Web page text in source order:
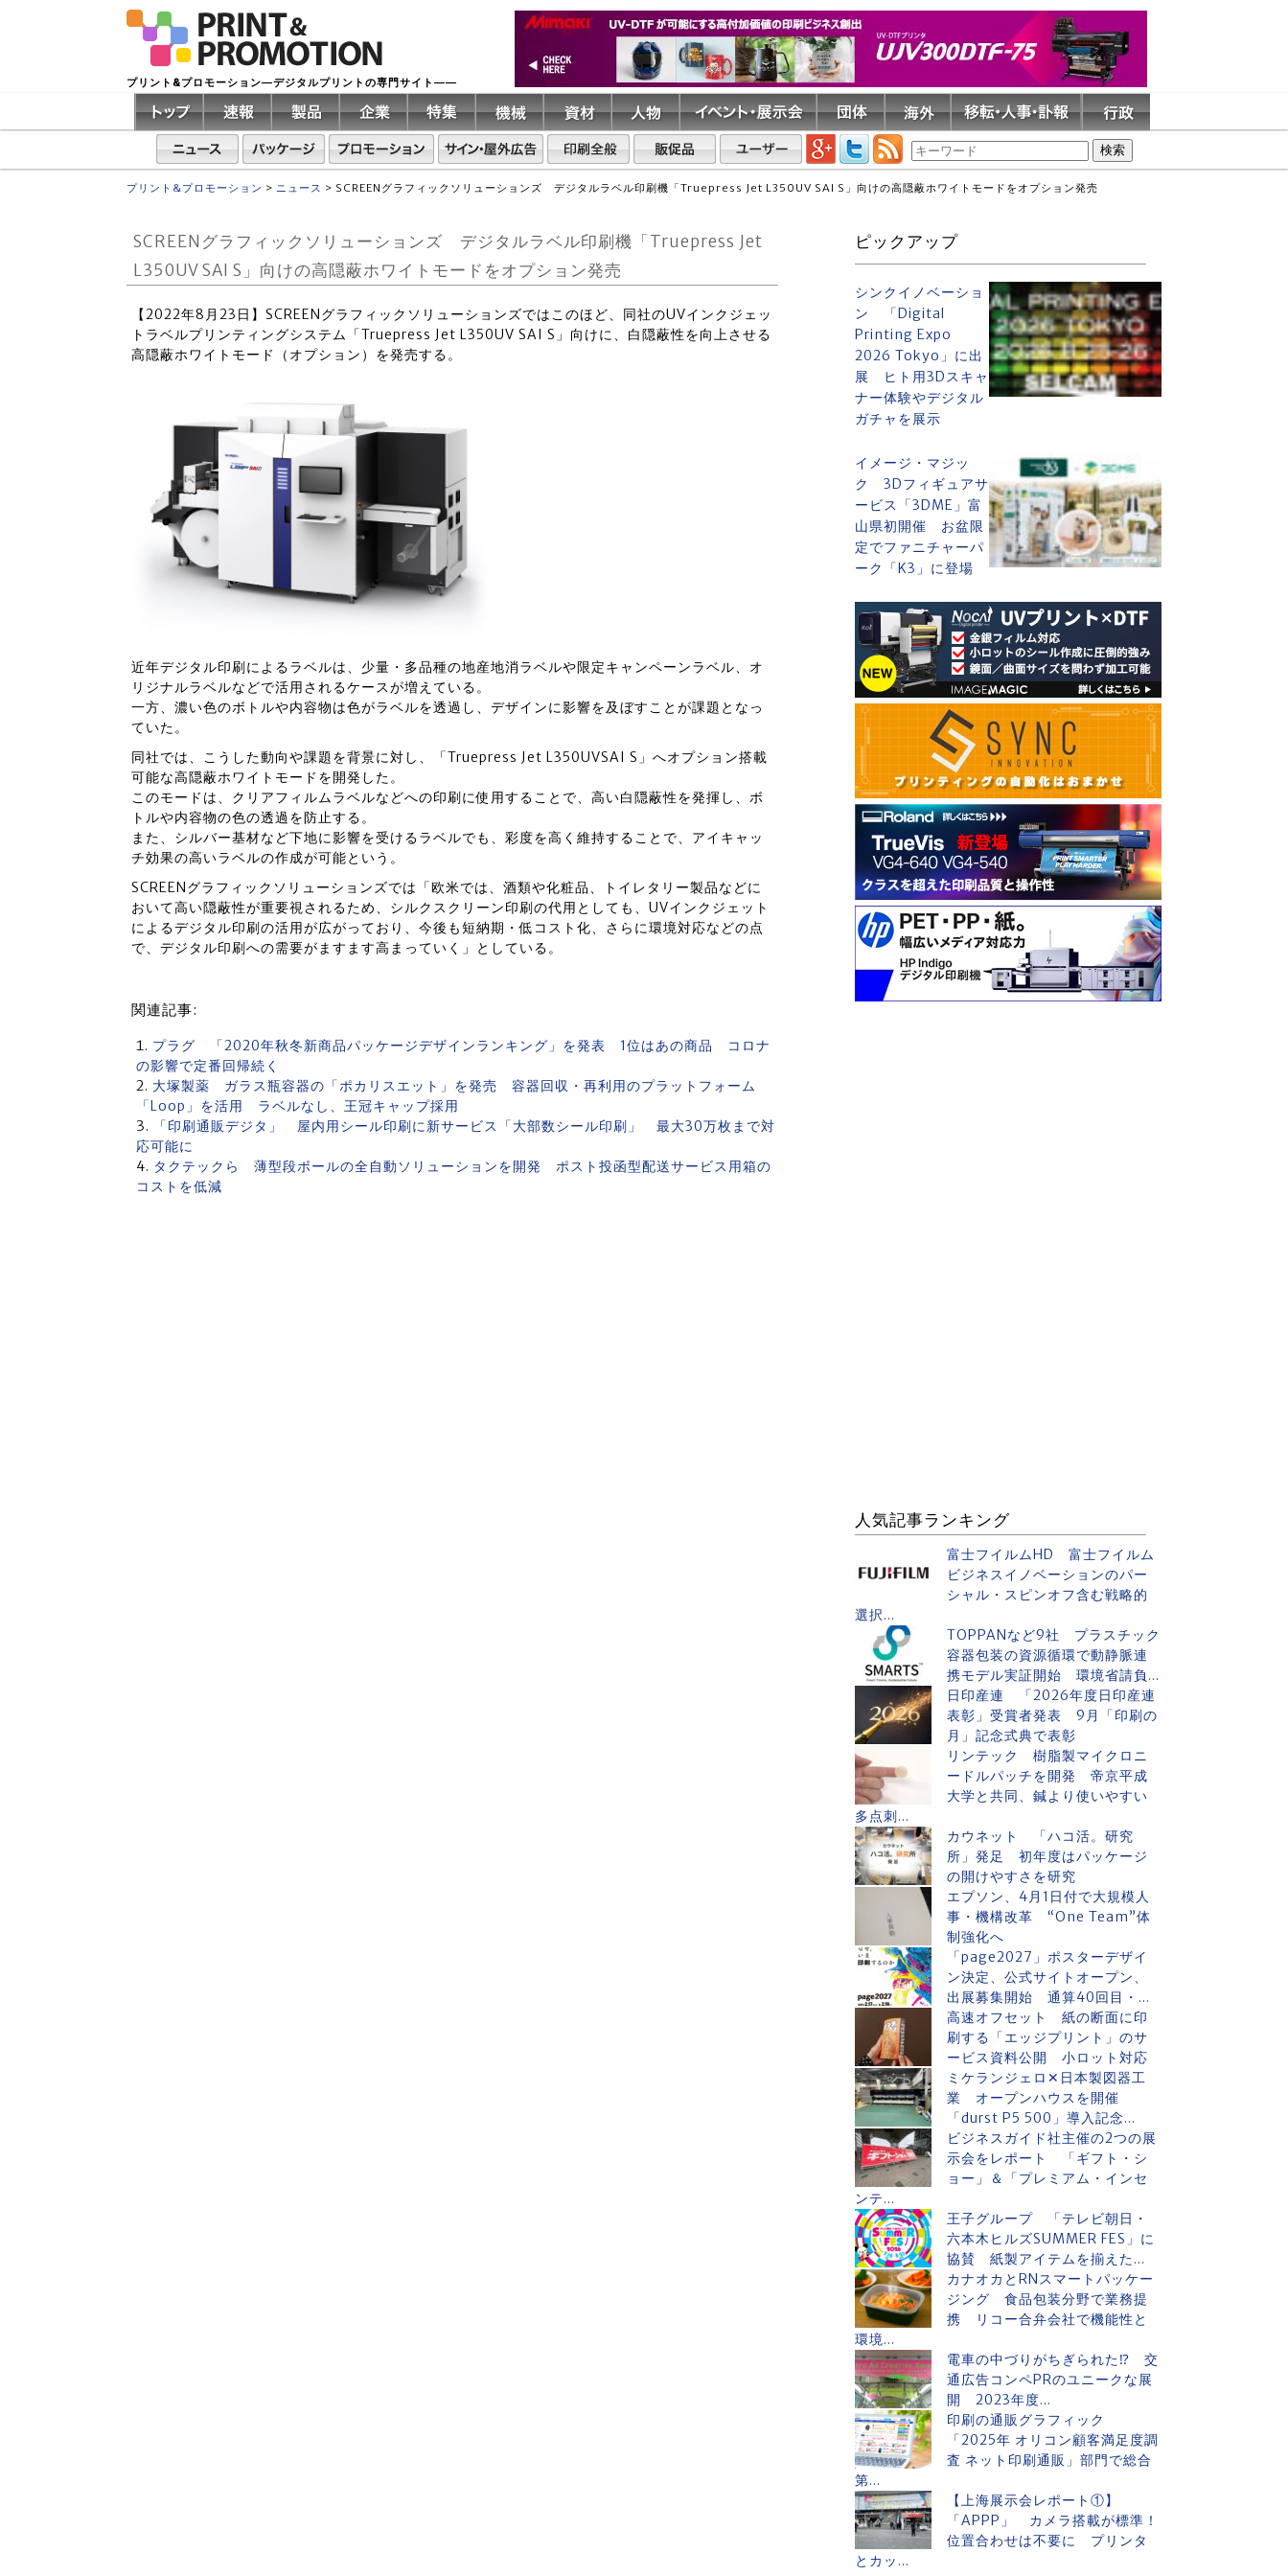
プリント&プロモーション―デジタルプリントの専門サイト――
プリント&プロモーション > ニュース > SCREENグラフィックソリューションズ デジタルラベル印刷機「Truepress Jet L350UV SAI S」向けの高隠蔽ホワイトモードをオプション発売
SCREENグラフィックソリューションズ デジタルラベル印刷機「Truepress Jet
L350UV SAI S」向けの高隠蔽ホワイトモードをオプション発売
【2022年8月23日】SCREENグラフィックソリューションズではこのほど、同社のUVインクジェッ
トラベルプリンティングシステム「Truepress Jet L350UV SAI S」向けに、白隠蔽性を向上させる
高隠蔽ホワイトモード（オプション）を発売する。
近年デジタル印刷によるラベルは、少量・多品種の地産地消ラベルや限定キャンペーンラベル、オ
リジナルラベルなどで活用されるケースが増えている。
一方、濃い色のボトルや内容物は色がラベルを透過し、デザインに影響を及ぼすことが課題となっ
ていた。
同社では、こうした動向や課題を背景に対し、「Truepress Jet L350UVSAI S」へオプション搭載
可能な高隠蔽ホワイトモードを開発した。
このモードは、クリアフィルムラベルなどへの印刷に使用することで、高い白隠蔽性を発揮し、ボ
トルや内容物の色の透過を防止する。
また、シルバー基材など下地に影響を受けるラベルでも、彩度を高く維持することで、アイキャッ
チ効果の高いラベルの作成が可能という。
SCREENグラフィックソリューションズでは「欧米では、酒類や化粧品、トイレタリー製品などに
おいて高い隠蔽性が重要視されるため、シルクスクリーン印刷の代用としても、UVインクジェット
によるデジタル印刷の活用が広がっており、今後も短納期・低コスト化、さらに環境対応などの点
で、デジタル印刷への需要がますます高まっていく」としている。
関連記事:
プラグ 「2020年秋冬新商品パッケージデザインランキング」を発表 1位はあの商品 コロナ
の影響で定番回帰続く
大塚製薬 ガラス瓶容器の「ポカリスエット」を発売 容器回収・再利用のプラットフォーム
「Loop」を活用 ラベルなし、王冠キャップ採用
「印刷通販デジタ」 屋内用シール印刷に新サービス「大部数シール印刷」 最大30万枚まで対
応可能に
タクテックら 薄型段ボールの全自動ソリューションを開発 ポスト投函型配送サービス用箱の
コストを低減
ピックアップ
シンクイノベーショ
ン 「Digital
Printing Expo
2026 Tokyo」に出
展 ヒト用3Dスキャ
ナー体験やデジタル
ガチャを展示
イメージ・マジッ
ク 3Dフィギュアサ
ービス「3DME」富
山県初開催 お盆限
定でファニチャーパ
ーク「K3」に登場
人気記事ランキング
富士フイルムHD 富士フイルム
ビジネスイノベーションのパー
シャル・スピンオフ含む戦略的
選択...
TOPPANなど9社 プラスチック
容器包装の資源循環で動静脈連
携モデル実証開始 環境省請負...
日印産連 「2026年度日印産連
表彰」受賞者発表 9月「印刷の
月」記念式典で表彰
リンテック 樹脂製マイクロニ
ードルパッチを開発 帝京平成
大学と共同、鍼より使いやすい
多点刺...
カウネット 「ハコ活。研究
所」発足 初年度はパッケージ
の開けやすさを研究
エプソン、4月1日付で大規模人
事・機構改革 “One Team”体
制強化へ
「page2027」ポスターデザイ
ン決定、公式サイトオープン、
出展募集開始 通算40回目・...
高速オフセット 紙の断面に印
刷する「エッジプリント」のサ
ービス資料公開 小ロット対応
ミケランジェロ✕日本製図器工
業 オープンハウスを開催
「durst P5 500」導入記念...
ビジネスガイド社主催の2つの展
示会をレポート 「ギフト・シ
ョー」＆「プレミアム・インセ
ンテ...
王子グループ 「テレビ朝日・
六本木ヒルズSUMMER FES」に
協賛 紙製アイテムを揃えた...
カナオカとRNスマートパッケー
ジング 食品包装分野で業務提
携 リコー合弁会社で機能性と
環境...
電車の中づりがちぎられた⁉ 交
通広告コンペPRのユニークな展
開 2023年度...
印刷の通販グラフィック
「2025年 オリコン顧客満足度調
査 ネット印刷通販」部門で総合
第...
【上海展示会レポート①】
「APPP」 カメラ搭載が標準！
位置合わせは不要に プリンタ
とカッ...